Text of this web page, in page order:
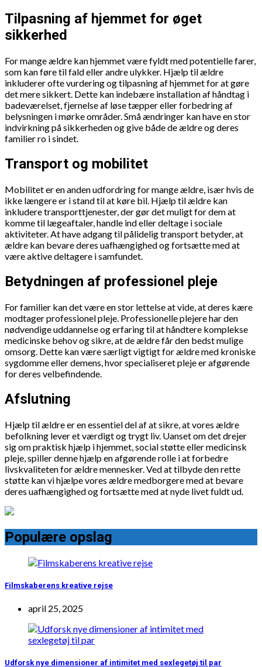
Tilpasning af hjemmet for øget
sikkerhed
For mange ældre kan hjemmet være fyldt med potentielle farer,
som kan føre til fald eller andre ulykker. Hjælp til ældre
inkluderer ofte vurdering og tilpasning af hjemmet for at gøre
det mere sikkert. Dette kan indebære installation af håndtag i
badeværelset, fjernelse af løse tæpper eller forbedring af
belysningen i mørke områder. Små ændringer kan have en stor
indvirkning på sikkerheden og give både de ældre og deres
familier ro i sindet.
Transport og mobilitet
Mobilitet er en anden udfordring for mange ældre, især hvis de
ikke længere er i stand til at køre bil. Hjælp til ældre kan
inkludere transporttjenester, der gør det muligt for dem at
komme til lægeaftaler, handle ind eller deltage i sociale
aktiviteter. At have adgang til pålidelig transport betyder, at
ældre kan bevare deres uafhængighed og fortsætte med at
være aktive deltagere i samfundet.
Betydningen af professionel pleje
For familier kan det være en stor lettelse at vide, at deres kære
modtager professionel pleje. Professionelle plejere har den
nødvendige uddannelse og erfaring til at håndtere komplekse
medicinske behov og sikre, at de ældre får den bedst mulige
omsorg. Dette kan være særligt vigtigt for ældre med kroniske
sygdomme eller demens, hvor specialiseret pleje er afgørende
for deres velbefindende.
Afslutning
Hjælp til ældre er en essentiel del af at sikre, at vores ældre
befolkning lever et værdigt og trygt liv. Uanset om det drejer
sig om praktisk hjælp i hjemmet, social støtte eller medicinsk
pleje, spiller denne hjælp en afgørende rolle i at forbedre
livskvaliteten for ældre mennesker. Ved at tilbyde den rette
støtte kan vi hjælpe vores ældre medborgere med at bevare
deres uafhængighed og fortsætte med at nyde livet fuldt ud.
Populære opslag
Filmskaberens kreative rejse
april 25, 2025
Udforsk nye dimensioner af intimitet med sexlegetøj til par